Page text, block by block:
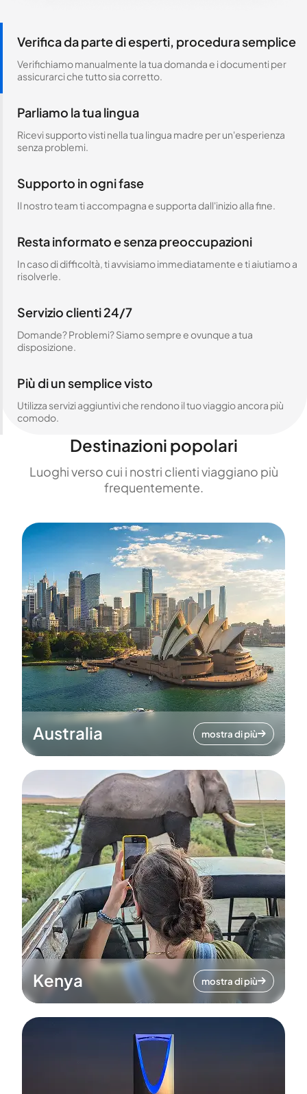
Verifica da parte di esperti, procedura semplice
Verifichiamo manualmente la tua domanda e i documenti per
assicurarci che tutto sia corretto.
Parliamo la tua lingua
Ricevi supporto visti nella tua lingua madre per un'esperienza
senza problemi.
Supporto in ogni fase
Il nostro team ti accompagna e supporta dall'inizio alla fine.
Resta informato e senza preoccupazioni
In caso di difficoltà, ti avvisiamo immediatamente e ti aiutiamo a
risolverle.
Servizio clienti 24/7
Domande? Problemi? Siamo sempre e ovunque a tua
disposizione.
Più di un semplice visto
Utilizza servizi aggiuntivi che rendono il tuo viaggio ancora più
comodo.
Destinazioni popolari
Luoghi verso cui i nostri clienti viaggiano più
frequentemente.
Australia mostra di più
Kenya mostra di più